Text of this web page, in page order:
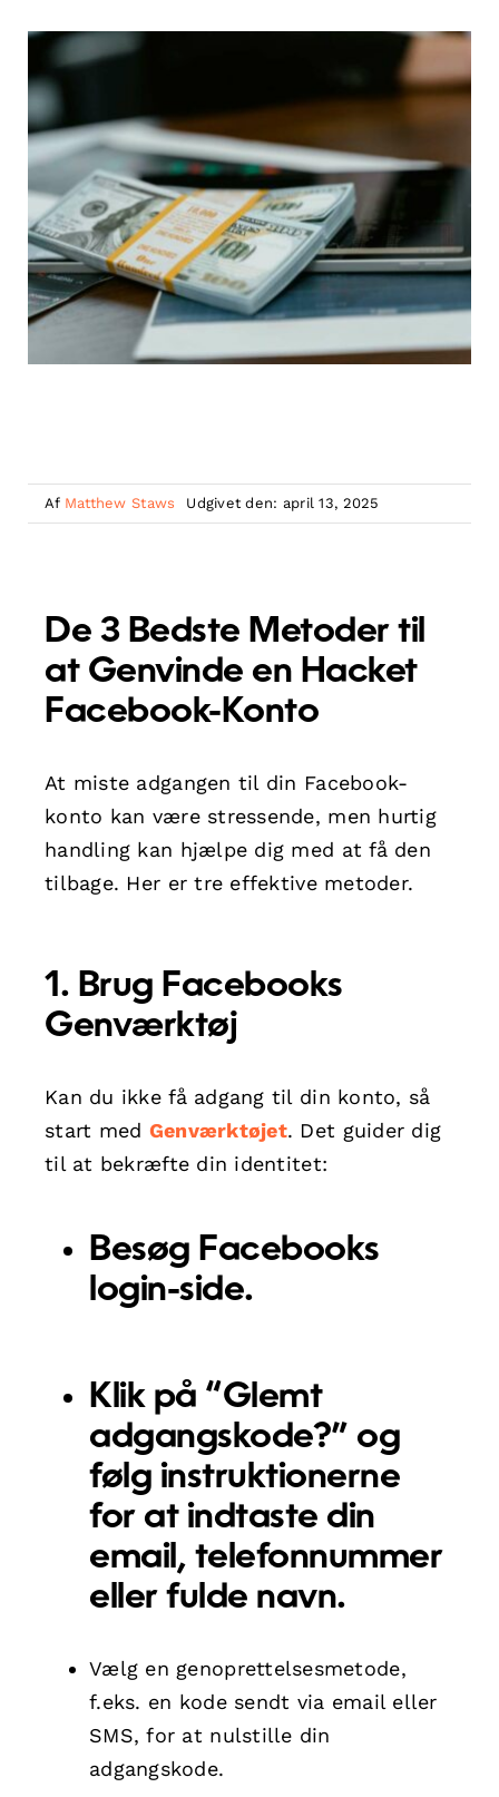
Af Matthew Staws Udgivet den: april 13, 2025
De 3 Bedste Metoder til
at Genvinde en Hacket
Facebook-Konto
At miste adgangen til din Facebook-
konto kan være stressende, men hurtig
handling kan hjælpe dig med at få den
tilbage. Her er tre effektive metoder.
1. Brug Facebooks
Genværktøj
Kan du ikke få adgang til din konto, så
start med Genværktøjet. Det guider dig
til at bekræfte din identitet:
Besøg Facebooks
login-side.
Klik på “Glemt
adgangskode?” og
følg instruktionerne
for at indtaste din
email, telefonnummer
eller fulde navn.
Vælg en genoprettelsesmetode,
f.eks. en kode sendt via email eller
SMS, for at nulstille din
adgangskode.